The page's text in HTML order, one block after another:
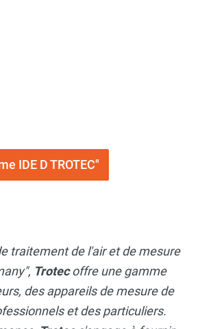
IDE D TROTEC"
traitement de l'air et de mesure
Trotecoffre une gamme
des appareils de mesure de
et des particuliers.